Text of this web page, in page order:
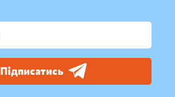
Підписатись